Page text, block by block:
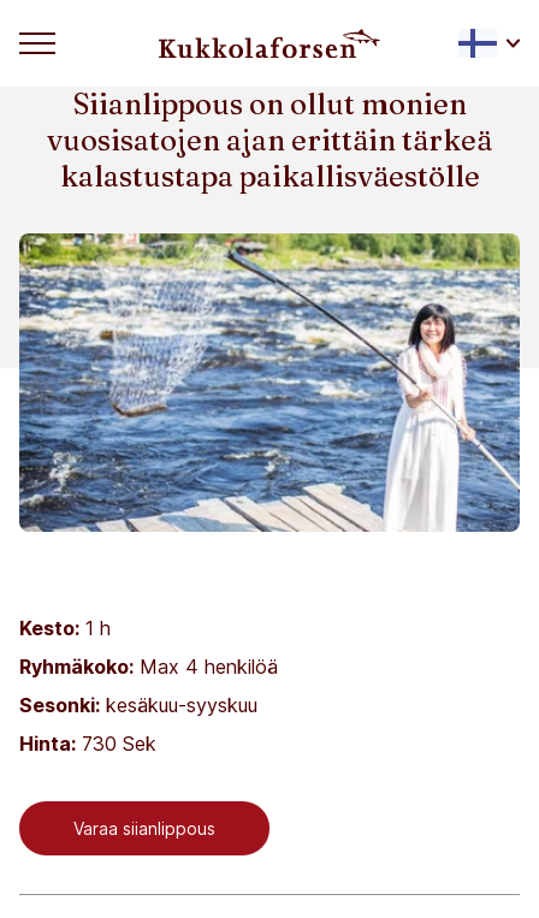
SIIANLIPPOUS KUKKOLAFORSENILLA
Siianlippous on ollut monien
vuosisatojen ajan erittäin tärkeä
kalastustapa paikallisväestölle
Kesto: 1 h
Ryhmäkoko: Max 4 henkilöä
Sesonki: kesäkuu-syyskuu
Hinta: 730 Sek
Varaa siianlippous